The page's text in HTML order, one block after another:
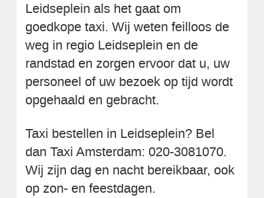
Leidseplein als het gaat om
goedkope taxi. Wij weten feilloos de
weg in regio Leidseplein en de
randstad en zorgen ervoor dat u, uw
personeel of uw bezoek op tijd wordt
opgehaald en gebracht.
Taxi bestellen in Leidseplein? Bel
dan Taxi Amsterdam: 020-3081070.
Wij zijn dag en nacht bereikbaar, ook
op zon- en feestdagen.